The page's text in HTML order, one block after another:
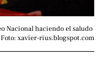
Nacional haciendo el saludo
xavier-rius.blogspot.com